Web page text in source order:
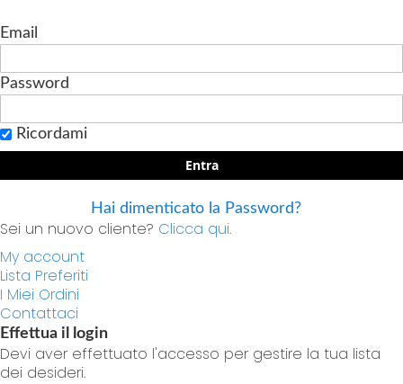
Email
Password
Ricordami
Entra
Hai dimenticato la Password?
Sei un nuovo cliente? Clicca qui.
My account
Lista Preferiti
I Miei Ordini
Contattaci
Effettua il login
Devi aver effettuato l'accesso per gestire la tua lista
dei desideri.